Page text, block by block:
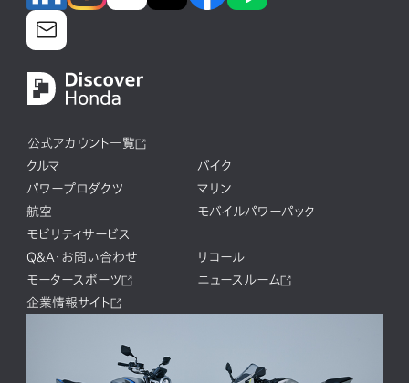
公式アカウント一覧
クルマ
バイク
パワープロダクツ
マリン
航空
モバイルパワーパック
モビリティサービス
Q&A・お問い合わせ
リコール
モータースポーツ
ニュースルーム
企業情報サイト